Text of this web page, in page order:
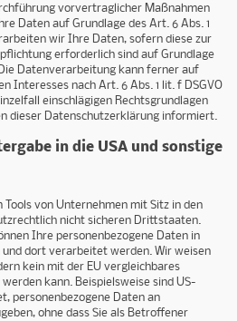
vorvertraglicher Maßnahmen
Daten auf Grundlage des Art. 6 Abs. 1
wir Ihre Daten, sofern diese zur
erforderlich sind auf Grundlage
Datenverarbeitung kann ferner auf
Interesses nach Art. 6 Abs. 1 lit. f DSGVO
einschlägigen Rechtsgrundlagen
dieser Datenschutzerklärung informiert.
in die USA und sonstige
von Unternehmen mit Sitz in den
nicht sicheren Drittstaaten.
Ihre personenbezogene Daten in
dort verarbeitet werden. Wir weisen
kein mit der EU vergleichbares
kann. Beispielsweise sind US-
personenbezogene Daten an
ohne dass Sie als Betroffener